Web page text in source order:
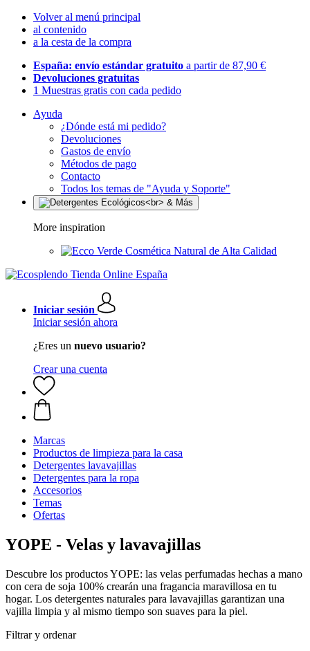
Volver al menú principal
al contenido
a la cesta de la compra
España: envío estándar gratuito a partir de 87,90 €
Devoluciones gratuitas
1 Muestras gratis con cada pedido
Ayuda
¿Dónde está mi pedido?
Devoluciones
Gastos de envío
Métodos de pago
Contacto
Todos los temas de "Ayuda y Soporte"
More inspiration
Cosmética Natural de Alta Calidad
Iniciar sesión
Iniciar sesión ahora
¿Eres un nuevo usuario?
Crear una cuenta
Marcas
Productos de limpieza para la casa
Detergentes lavavajillas
Detergentes para la ropa
Accesorios
Temas
Ofertas
YOPE - Velas y lavavajillas
Descubre los productos YOPE: las velas perfumadas hechas a mano
con cera de soja 100% crearán una fragancia maravillosa en tu
hogar. Los detergentes naturales para lavavajillas garantizan una
vajilla limpia y al mismo tiempo son suaves para la piel.
Filtrar y ordenar